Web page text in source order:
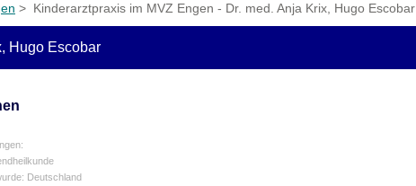
> Kinderarztpraxis im MVZ Engen - Dr. med. Anja Krix, Hugo Escobar
Hugo Escobar
Deutschland